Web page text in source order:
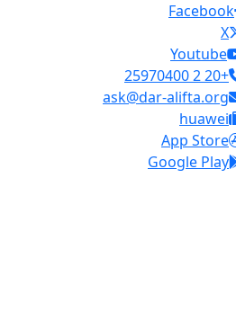
Facebook
X
Youtube
+20 2 25970400
ask@dar-alifta.org
huawei
App Store
Google Play